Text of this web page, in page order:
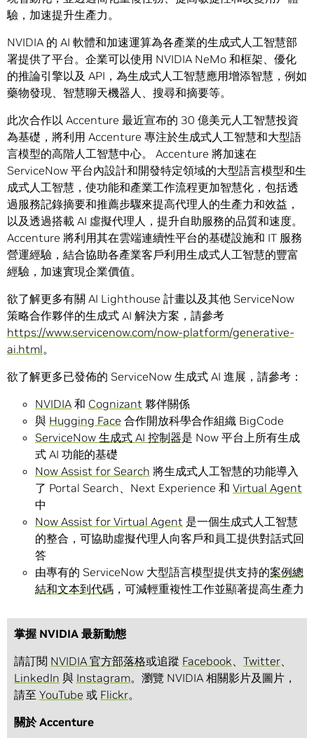
驗，加速提升生產力。
NVIDIA 的 AI 軟體和加速運算為各產業的生成式人工智慧部
署提供了平台。企業可以使用 NVIDIA NeMo 和框架、優化
的推論引擎以及 API，為生成式人工智慧應用增添智慧，例如
藥物發現、智慧聊天機器人、搜尋和摘要等。
此次合作以 Accenture 最近宣布的 30 億美元人工智慧投資
為基礎，將利用 Accenture 專注於生成式人工智慧和大型語
言模型的高階人工智慧中心。 Accenture 將加速在
ServiceNow 平台內設計和開發特定領域的大型語言模型和生
成式人工智慧，使功能和產業工作流程更加智慧化，包括透
過服務記錄摘要和推薦步驟來提高代理人的生產力和效益，
以及透過搭載 AI 虛擬代理人，提升自助服務的品質和速度。
Accenture 將利用其在雲端連續性平台的基礎設施和 IT 服務
營運經驗，結合協助各產業客戶利用生成式人工智慧的豐富
經驗，加速實現企業價值。
欲了解更多有關 AI Lighthouse 計畫以及其他 ServiceNow
策略合作夥伴的生成式 AI 解決方案，請參考
https://www.servicenow.com/now-platform/generative-
ai.html。
欲了解更多已發佈的 ServiceNow 生成式 AI 進展，請參考：
NVIDIA 和 Cognizant 夥伴關係
與 Hugging Face 合作開放科學合作組織 BigCode
ServiceNow 生成式 AI 控制器是 Now 平台上所有生成
式 AI 功能的基礎
Now Assist for Search 將生成式人工智慧的功能導入
了 Portal Search、Next Experience 和 Virtual Agent
中
Now Assist for Virtual Agent 是一個生成式人工智慧
的整合，可協助虛擬代理人向客戶和員工提供對話式回
答
由專有的 ServiceNow 大型語言模型提供支持的案例總
結和文本到代碼 ，可減輕重複性工作並顯著提高生產力
掌握 NVIDIA 最新動態
請訂閱 NVIDIA 官方部落格或追蹤 Facebook、 Twitter、
LinkedIn 與 Instagram。瀏覽 NVIDIA 相關影片及圖片，
請至 YouTube 或 Flickr。
關於 Accenture